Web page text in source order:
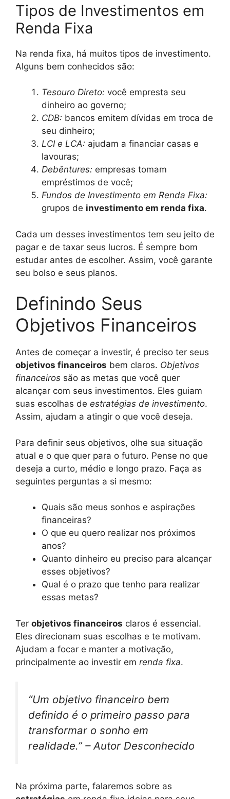
Tipos de Investimentos em
Renda Fixa
Na renda fixa, há muitos tipos de investimento.
Alguns bem conhecidos são:
Tesouro Direto: você empresta seu
dinheiro ao governo;
CDB: bancos emitem dívidas em troca de
seu dinheiro;
LCI e LCA: ajudam a financiar casas e
lavouras;
Debêntures: empresas tomam
empréstimos de você;
Fundos de Investimento em Renda Fixa:
grupos de investimento em renda fixa.
Cada um desses investimentos tem seu jeito de
pagar e de taxar seus lucros. É sempre bom
estudar antes de escolher. Assim, você garante
seu bolso e seus planos.
Definindo Seus
Objetivos Financeiros
Antes de começar a investir, é preciso ter seus
objetivos financeiros bem claros. Objetivos
financeiros são as metas que você quer
alcançar com seus investimentos. Eles guiam
suas escolhas de estratégias de investimento.
Assim, ajudam a atingir o que você deseja.
Para definir seus objetivos, olhe sua situação
atual e o que quer para o futuro. Pense no que
deseja a curto, médio e longo prazo. Faça as
seguintes perguntas a si mesmo:
Quais são meus sonhos e aspirações
financeiras?
O que eu quero realizar nos próximos
anos?
Quanto dinheiro eu preciso para alcançar
esses objetivos?
Qual é o prazo que tenho para realizar
essas metas?
Ter objetivos financeiros claros é essencial.
Eles direcionam suas escolhas e te motivam.
Ajudam a focar e manter a motivação,
principalmente ao investir em renda fixa.
“Um objetivo financeiro bem
definido é o primeiro passo para
transformar o sonho em
realidade.” – Autor Desconhecido
Na próxima parte, falaremos sobre as